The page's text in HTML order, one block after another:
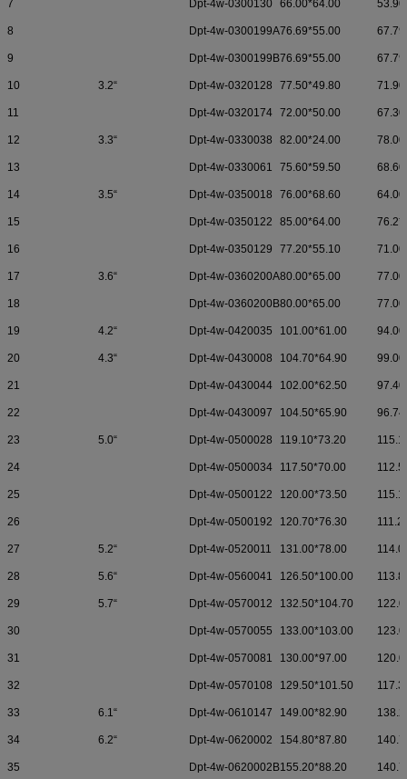
7 Dpt-4w-0300130 66.00*64.00
8 Dpt-4w-0300199A76.69*55.00
9 Dpt-4w-0300199B76.69*55.00
10 3.2“ Dpt-4w-0320128 77.50*49.80
11 Dpt-4w-0320174 72.00*50.00
12 3.3“ Dpt-4w-0330038 82.00*24.00
13 Dpt-4w-0330061 75.60*59.50
14 3.5“ Dpt-4w-0350018 76.00*68.60
15 Dpt-4w-0350122 85.00*64.00
16 Dpt-4w-0350129 77.20*55.10
17 3.6“ Dpt-4w-0360200A80.00*65.00
18 Dpt-4w-0360200B80.00*65.00
19 4.2“ Dpt-4w-0420035 101.00*61.00
20 4.3“ Dpt-4w-0430008 104.70*64.90
21 Dpt-4w-0430044 102.00*62.50
22 Dpt-4w-0430097 104.50*65.90
23 5.0“ Dpt-4w-0500028 119.10*73.20
24 Dpt-4w-0500034 117.50*70.00
25 Dpt-4w-0500122 120.00*73.50
26 Dpt-4w-0500192 120.70*76.30
27 5.2“ Dpt-4w-0520011 131.00*78.00
28 5.6“ Dpt-4w-0560041 126.50*100.00
29 5.7“ Dpt-4w-0570012 132.50*104.70
30 Dpt-4w-0570055 133.00*103.00
31 Dpt-4w-0570081 130.00*97.00
32 Dpt-4w-0570108 129.50*101.50
33 6.1“ Dpt-4w-0610147 149.00*82.90
34 6.2“ Dpt-4w-0620002 154.80*87.80
35 Dpt-4w-0620002B155.20*88.20